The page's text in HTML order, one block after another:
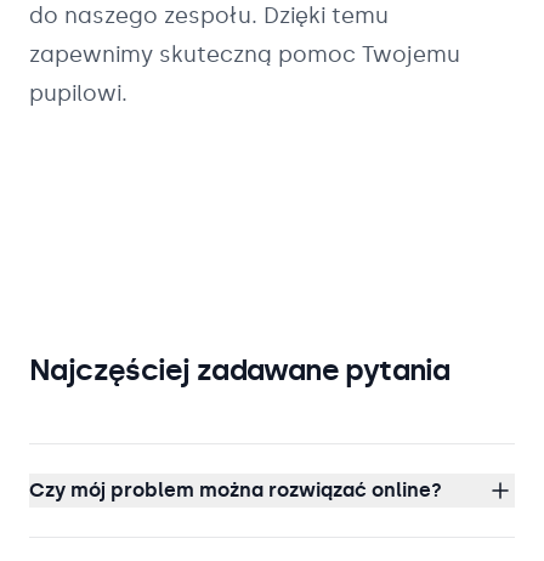
do naszego zespołu. Dzięki temu
zapewnimy skuteczną pomoc Twojemu
pupilowi.
Najczęściej zadawane pytania
Czy mój problem można rozwiązać online?